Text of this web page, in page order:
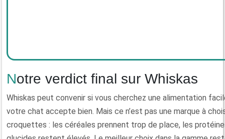
Notre verdict final sur Whiskas
Whiskas peut convenir si vous cherchez une alimentation
votre chat accepte bien. Mais ce n’est pas une marque à
croquettes : les céréales prennent trop de place, les